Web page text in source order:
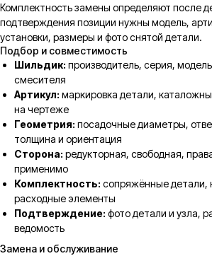
Комплектность замены определяют после
подтверждения позиции нужны модель,
установки, размеры и фото снятой детали.
Подбор и совместимость
Шильдик: производитель, серия,
смесителя
Артикул: маркировка детали,
на чертеже
Геометрия: посадочные диаметры,
толщина и ориентация
Сторона: редукторная, свободная,
применимо
Комплектность: сопряжённые детали,
расходные элементы
Подтверждение: фото детали и узла,
ведомость
Замена и обслуживание